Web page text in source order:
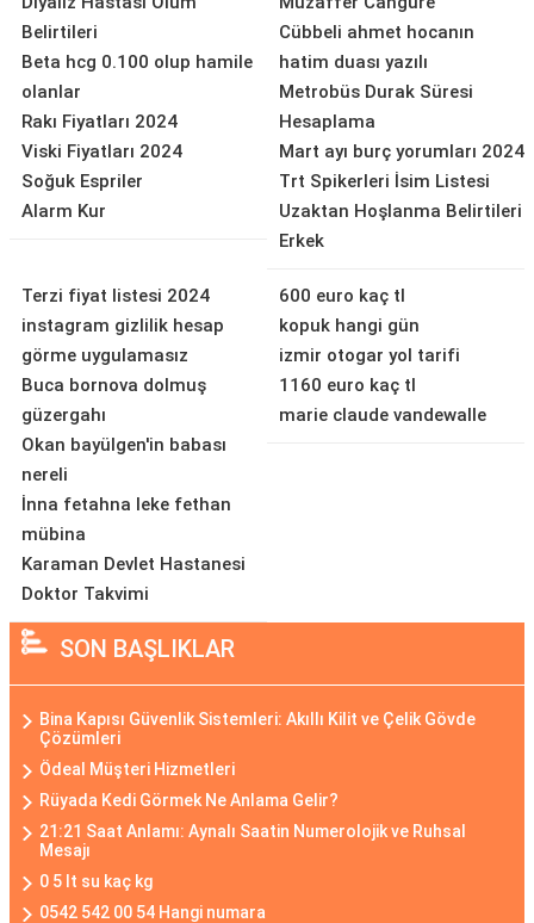
Belirtileri
Beta hcg 0.100 olup hamile
olanlar
Rakı Fiyatları 2024
Viski Fiyatları 2024
Soğuk Espriler
Alarm Kur
Cübbeli ahmet hocanın
hatim duası yazılı
Metrobüs Durak Süresi
Hesaplama
Mart ayı burç yorumları 2024
Trt Spikerleri İsim Listesi
Uzaktan Hoşlanma Belirtileri
Erkek
Terzi fiyat listesi 2024
instagram gizlilik hesap
görme uygulamasız
Buca bornova dolmuş
güzergahı
Okan bayülgen'in babası
nereli
İnna fetahna leke fethan
mübina
Karaman Devlet Hastanesi
Doktor Takvimi
600 euro kaç tl
kopuk hangi gün
izmir otogar yol tarifi
1160 euro kaç tl
marie claude vandewalle
SON BAŞLIKLAR
Bina Kapısı Güvenlik Sistemleri: Akıllı Kilit ve Çelik Gövde
Çözümleri
Ödeal Müşteri Hizmetleri
Rüyada Kedi Görmek Ne Anlama Gelir?
21:21 Saat Anlamı: Aynalı Saatin Numerolojik ve Ruhsal
Mesajı
0 5 lt su kaç kg
0542 542 00 54 Hangi numara